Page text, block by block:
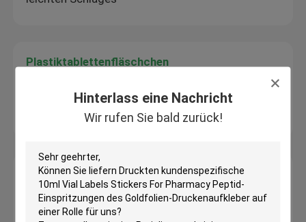
Hinterlass eine Nachricht
Wir rufen Sie bald zurück!
Plastiktablettenfläschchen
Kindersichere Schraubkappe Plastikpillenflaschen
Kleines Weißes Für Tabletten Kapsel Packung
Medizin Pillenflaschen
Kasten des pharmazeutischen Verpackens
Hochwertiger HCG-Druck auf kleinen Ampullen
und Kartons, Peptid-Papierverpackung für 2